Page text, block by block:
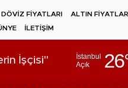
DÖVİZ FİYATLARI ALTIN
İLETİŞİM
İşçisi"
İstanbul
Açık
26
Adıyaman